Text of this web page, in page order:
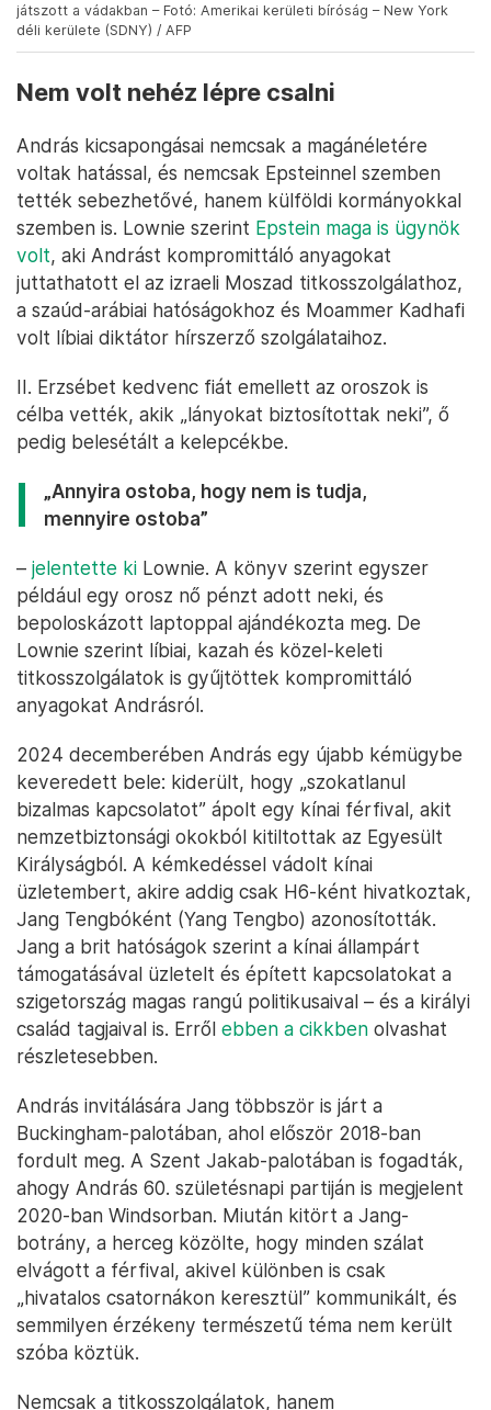
játszott a vádakban – Fotó: Amerikai kerületi bíróság – New York
déli kerülete (SDNY) / AFP
Nem volt nehéz lépre csalni
András kicsapongásai nemcsak a magánéletére
voltak hatással, és nemcsak Epsteinnel szemben
tették sebezhetővé, hanem külföldi kormányokkal
szemben is. Lownie szerint Epstein maga is ügynök
volt, aki Andrást kompromittáló anyagokat
juttathatott el az izraeli Moszad titkosszolgálathoz,
a szaúd-arábiai hatóságokhoz és Moammer Kadhafi
volt líbiai diktátor hírszerző szolgálataihoz.
II. Erzsébet kedvenc fiát emellett az oroszok is
célba vették, akik „lányokat biztosítottak neki”, ő
pedig belesétált a kelepcékbe.
„Annyira ostoba, hogy nem is tudja,
mennyire ostoba”
– jelentette ki Lownie. A könyv szerint egyszer
például egy orosz nő pénzt adott neki, és
bepoloskázott laptoppal ajándékozta meg. De
Lownie szerint líbiai, kazah és közel-keleti
titkosszolgálatok is gyűjtöttek kompromittáló
anyagokat Andrásról.
2024 decemberében András egy újabb kémügybe
keveredett bele: kiderült, hogy „szokatlanul
bizalmas kapcsolatot” ápolt egy kínai férfival, akit
nemzetbiztonsági okokból kitiltottak az Egyesült
Királyságból. A kémkedéssel vádolt kínai
üzletembert, akire addig csak H6-ként hivatkoztak,
Jang Tengbóként (Yang Tengbo) azonosították.
Jang a brit hatóságok szerint a kínai állampárt
támogatásával üzletelt és épített kapcsolatokat a
szigetország magas rangú politikusaival – és a királyi
család tagjaival is. Erről ebben a cikkben olvashat
részletesebben.
András invitálására Jang többször is járt a
Buckingham-palotában, ahol először 2018-ban
fordult meg. A Szent Jakab-palotában is fogadták,
ahogy András 60. születésnapi partiján is megjelent
2020-ban Windsorban. Miután kitört a Jang-
botrány, a herceg közölte, hogy minden szálat
elvágott a férfival, akivel különben is csak
„hivatalos csatornákon keresztül” kommunikált, és
semmilyen érzékeny természetű téma nem került
szóba köztük.
Nemcsak a titkosszolgálatok, hanem